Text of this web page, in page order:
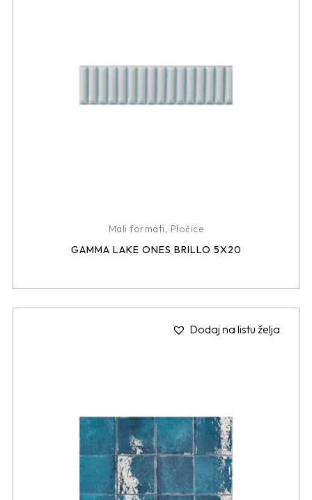
Mali formati, Pločice
GAMMA LAKE ONES BRILLO 5X20
Dodaj na listu želja